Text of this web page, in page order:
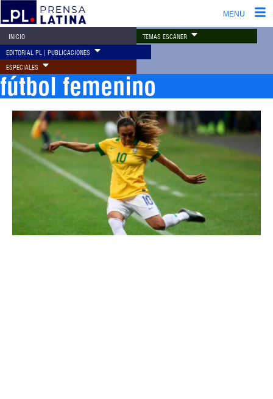
MENU
INICIO TEMAS ESCÁNER
EDITORIAL PL | PUBLICACIONES
ESPECIALES
fútbol femenino